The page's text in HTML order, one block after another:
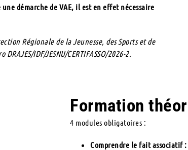
démarche de VAE, il est en effet nécessaire
Régionale de la Jeunesse, des Sports et de
IDF/JESNU/CERTIFASSO/2026-2.
Formation
4 modules obligatoires :
Comprendre le fait associatif :